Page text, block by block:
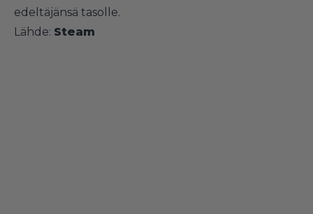
edeltäjänsä tasolle.
Lähde: Steam